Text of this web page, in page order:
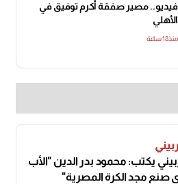
فيديو.. مصير صفقة أكرم توفيق في
الأهلي
منذ18 ساعة
يكتب: محمود بدر الدين "الأب
صنع مجد الكرة المصرية"